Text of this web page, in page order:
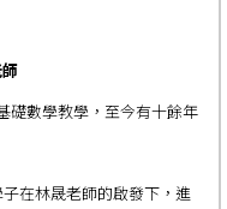
礎數學教學，至今有十餘年
子在林晟老師的啟發下，進